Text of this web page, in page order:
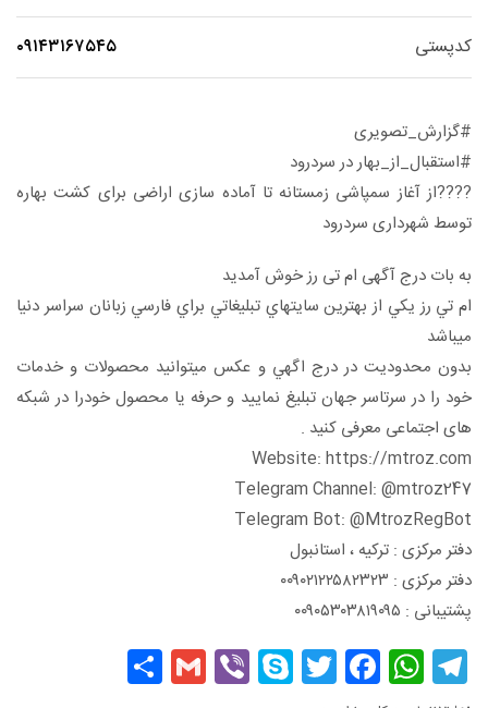
کدپستی ٠٩١٤٣١٦٧٥٤٥
#گزارش_تصویری
#استقبال_از_بهار در سردرود
????از آغاز سمپاشی زمستانه تا آماده سازی اراضی برای کشت بهاره
توسط شهرداری سردرود
به بات درج آگهی ام تی رز خوش آمدید
ام تي رز يكي از بهترين سايتهاي تبليغاتي براي فارسي زبانان سراسر دنيا
ميباشد
بدون محدوديت در درج اگهي و عكس ميتوانيد محصولات و خدمات
خود را در سرتاسر جهان تبليغ نماييد و حرفه یا محصول خودرا در شبکه
های اجتماعی معرفی کنید .
Website: https://mtroz.com
Telegram Channel: @mtroz247
Telegram Bot: @MtrozRegBot
دفتر مرکزی : ترکیه ، استانبول
دفتر مرکزی : ۰۰۹۰۲۱۲۲۵۸۲۳۲۳
پشتیبانی : ۰۰۹۰۵۳۰۳۸۱۹۰۹۵
Telegram
WhatsApp
Facebook
Twitter
Skype
Viber
Gmail